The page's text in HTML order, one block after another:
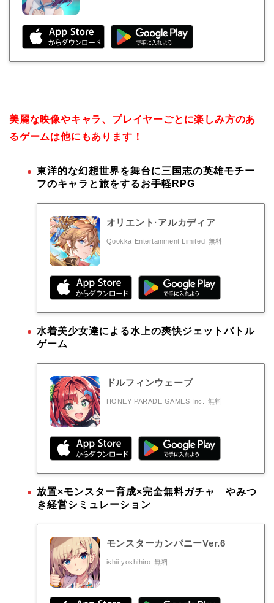
美麗な映像やキャラ、プレイヤーごとに楽しみ方のあ
るゲームは他にもあります！
東洋的な幻想世界を舞台に三国志の英雄モチー
フのキャラと旅をするお手軽RPG
オリエント·アルカディア
Qookka Entertainment Limited 無料
水着美少女達による水上の爽快ジェットバトル
ゲーム
ドルフィンウェーブ
HONEY PARADE GAMES Inc. 無料
放置×モンスター育成×完全無料ガチャ やみつ
き経営シミュレーション
モンスターカンパニーVer.6
ishii yoshihiro 無料